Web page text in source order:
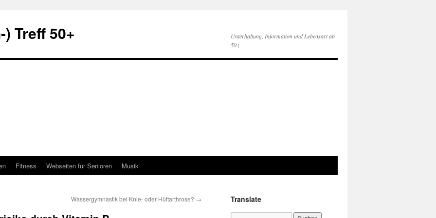
Treff 50+
Unterhaltung, Information und Lebensart ab
50+
Fitness Webseiten für Senioren Musik
Wassergymnastik bei Knie- oder Hüftarthrose? → Translate